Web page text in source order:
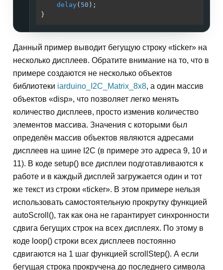
delay( 50
Данный пример выводит бегущую строку «ticker» на
несколько дисплеев. Обратите внимание на то, что в
примере создаются не несколько объектов
библиотеки iarduino_I2C_Matrix_8x8, а один массив
объектов «disp», что позволяет легко менять
количество дисплеев, просто изменив количество
элементов массива. Значения с которыми был
определён массив объектов являются адресами
дисплеев на шине I2C (в примере это адреса 9, 10 и
11). В коде setup() все дисплеи подготавливаются к
работе и в каждый дисплей загружается один и тот
же текст из строки «ticker». В этом примере нельзя
использовать самостоятельную прокрутку функцией
autoScroll(), так как она не гарантирует синхронности
сдвига бегущих строк на всех дисплеях. По этому в
коде loop() строки всех дисплеев постоянно
сдвигаются на 1 шаг функцией scrollStep(). А если
бегущая строка прокручена до последнего символа